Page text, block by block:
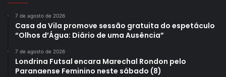
7 de agosto de 2026
Casa da Vila promove sessão gratuita do espetáculo
“Olhos d’Água: Diário de uma Ausência”
7 de agosto de 2026
Londrina Futsal encara Marechal Rondon pelo
Paranaense Feminino neste sábado (8)